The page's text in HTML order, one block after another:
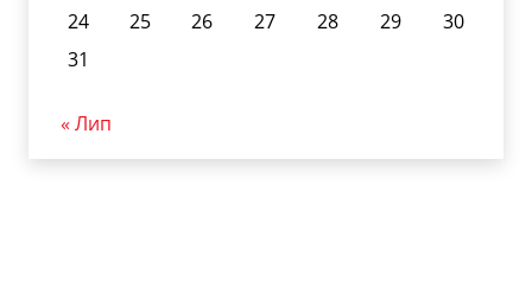
24
25 26 27 28 29
30
31
« Лип